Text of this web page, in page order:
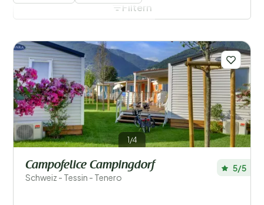
Regionen
Filtern
1/4
Campofelice Campingdorf
Schweiz - Tessin - Tenero
5/5